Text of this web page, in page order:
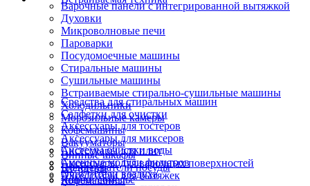
Варочные панели с интегрированной вытяжкой
Духовки
Микроволновые печи
Пароварки
Посудомоечные машины
Стиральные машины
Сушильные машины
Встраиваемые стирально-сушильные машины
Холодильники
Морозильные камеры
Кофемашины
Вакууматоры
Винные шкафы
Подогреватели посуды
Ящики сомелье
Блендеры
Кофемашины
Очистители воздуха
Системы очистки воды
Сменные модули фильтров
Аксессуары для тостеров
Аксессуары для миксеров
Аксессуары для плит
Аксессуары для варочных поверхностей
Аксессуары для вытяжек
Средства для стиральных машин
Салфетки для очистки